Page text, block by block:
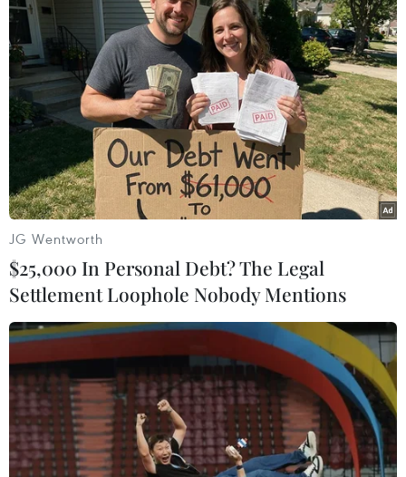
Venezuela để bảo đảm an ninh
20/08/2018 03:48
Tổng thống Brazil Michel Temer điều động một lực
lượng đặc biệt tới thị trấn Pacaraima giáp biên với
Venezuela, nhằm ổn định an ninh sau vụ đụng độ giữa
người dân địa phương và người di cư Venezuela.
JG Wentworth
$25,000 In Personal Debt? The Legal
Settlement Loophole Nobody Mentions